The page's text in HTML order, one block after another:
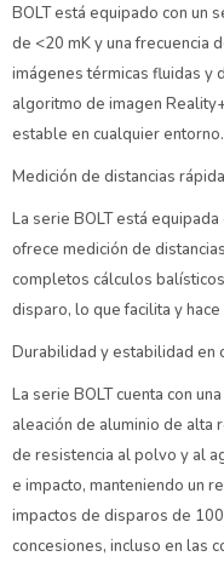
BOLT está equipado con un
de <20 mK y una frecuencia
imágenes térmicas fluidas y
algoritmo de imagen
estable en cualquier entorno.
Medición de distancias
La serie BOLT está
ofrece medición de
completos cálculos
disparo, lo que facilita y
Durabilidad y estabilidad en
La serie BOLT cuenta con
aleación de aluminio de alta
de resistencia al polvo y al
e impacto, manteniendo un
impactos de disparos de
concesiones, incluso en las